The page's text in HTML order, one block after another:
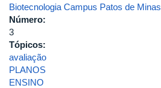
Biotecnologia Campus Patos de Minas
Número:
3
Tópicos:
avaliação
PLANOS
ENSINO